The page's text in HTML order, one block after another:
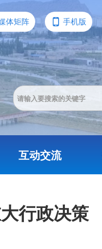
体矩阵 手机版
互动交流
行政决策